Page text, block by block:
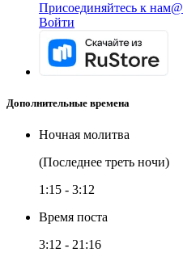
Присоединяйтесь к нам
Войти
Дополнительные времена
Ночная молитва
(Последнее треть ночи)
1:15 - 3:12
Время поста
3:12 - 21:16